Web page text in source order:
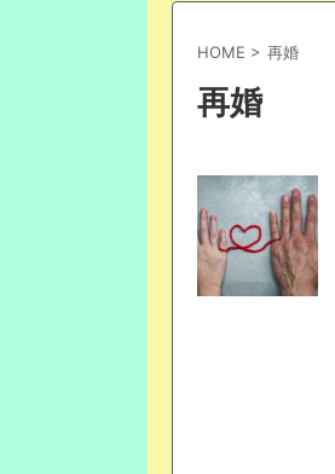
HOME > 再婚
再婚